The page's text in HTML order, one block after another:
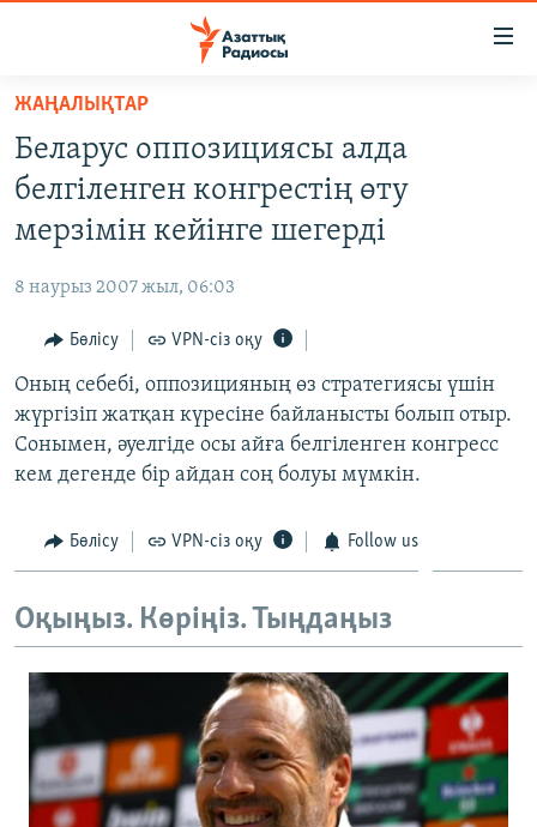
Skip
main
content
to
main
Navigation
Search
САЯСАТ
AZATTYQTV
АДАМ ҚҰҚЫҚТАРЫ
ӘЛЕУМЕТ
ӘЛЕМ
АРНАЙЫ ЖОБАЛАР
ЖАЗЫЛЫҢЫЗ
Басқа тілдерде
ЖАҢАЛЫҚТАР
Беларус оппозициясы алда
белгіленген конгрестің өту
мерзімін кейінге шегерді
8 наурыз 2007 жыл, 06:03
Бөлісу VPN-сіз оқу
Оның себебі, оппозицияның өз стратегиясы үшін
жүргізіп жатқан күресіне байланысты болып отыр.
Сонымен, әуелгіде осы айға белгіленген конгресс
кем дегенде бір айдан соң болуы мүмкін.
Бөлісу VPN-сіз оқу Follow us
Оқыңыз. Көріңіз. Тыңдаңыз